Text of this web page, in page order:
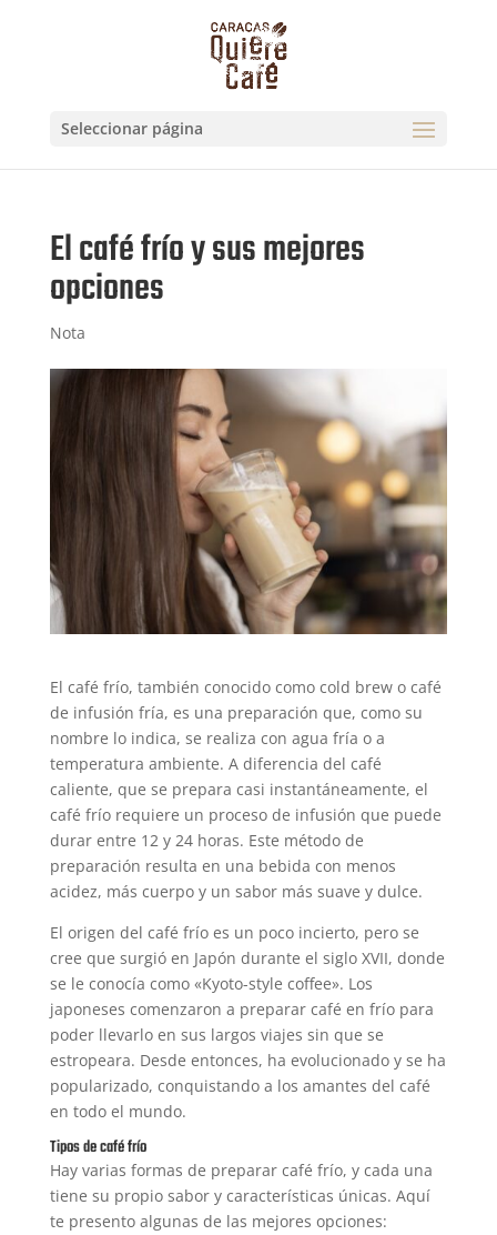
Seleccionar página
El café frío y sus mejores
opciones
Nota
El café frío, también conocido como cold brew o café
de infusión fría, es una preparación que, como su
nombre lo indica, se realiza con agua fría o a
temperatura ambiente. A diferencia del café
caliente, que se prepara casi instantáneamente, el
café frío requiere un proceso de infusión que puede
durar entre 12 y 24 horas. Este método de
preparación resulta en una bebida con menos
acidez, más cuerpo y un sabor más suave y dulce.
El origen del café frío es un poco incierto, pero se
cree que surgió en Japón durante el siglo XVII, donde
se le conocía como «Kyoto-style coffee». Los
japoneses comenzaron a preparar café en frío para
poder llevarlo en sus largos viajes sin que se
estropeara. Desde entonces, ha evolucionado y se ha
popularizado, conquistando a los amantes del café
en todo el mundo.
Tipos de café frío
Hay varias formas de preparar café frío, y cada una
tiene su propio sabor y características únicas. Aquí
te presento algunas de las mejores opciones: